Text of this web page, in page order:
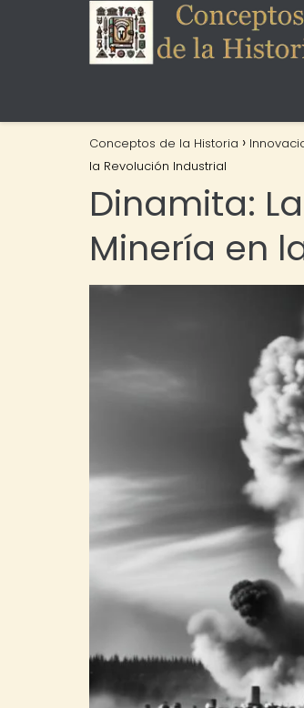
Conceptos de la Historia
la Revolución Industrial
Dinamita:
Minería en